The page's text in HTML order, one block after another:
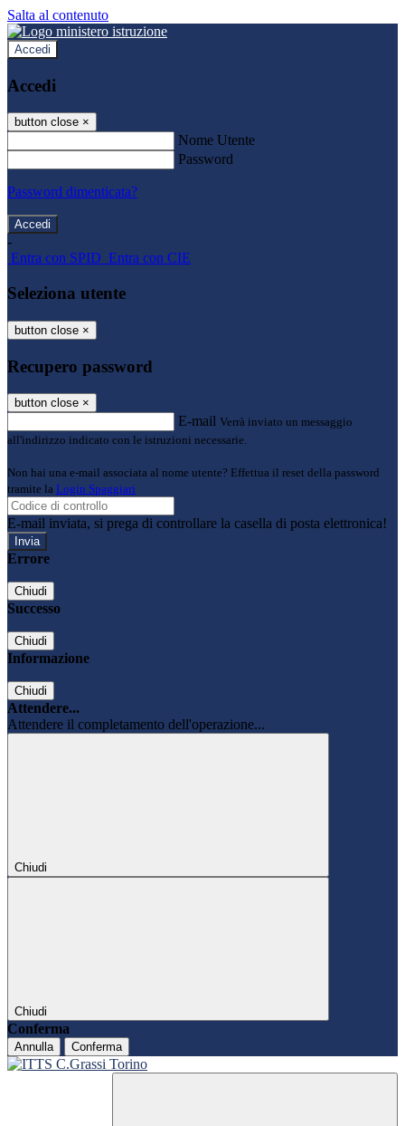
Salta al contenuto
Accedi
Accedi
button close ×
Nome Utente
Password
Password dimenticata?
-
Entra con SPID Entra con CIE
Seleziona utente
button close ×
Recupero password
button close ×
E-mail Verrà inviato un messaggio
all'indirizzo indicato con le istruzioni necessarie.
Non hai una e-mail associata al nome utente? Effettua il reset della password
tramite la Login Spaggiari
E-mail inviata, si prega di controllare la casella di posta elettronica!
Errore
Chiudi
Successo
Chiudi
Informazione
Chiudi
Attendere...
Attendere il completamento dell'operazione...
Chiudi
Chiudi
Conferma
Annulla Conferma